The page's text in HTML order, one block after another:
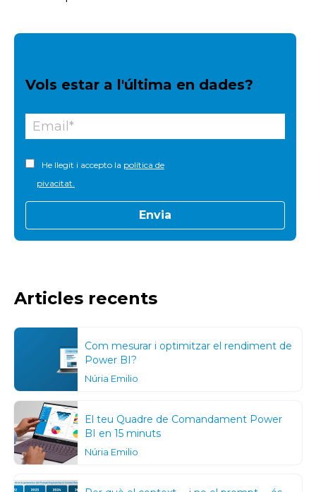
Vols estar a l'última en dades?
He llegit i accepto la política de
pivacitat.
Articles recents
Com mesurar i optimitzar el rendiment de
Power BI?
Núria Emilio
El teu Quadre de Comandament Power
BI en 15 minuts
Núria Emilio